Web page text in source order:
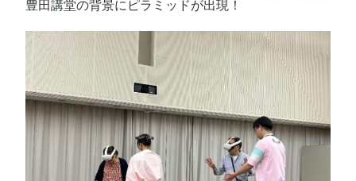
豊田講堂の背景にピラミッドが出現！